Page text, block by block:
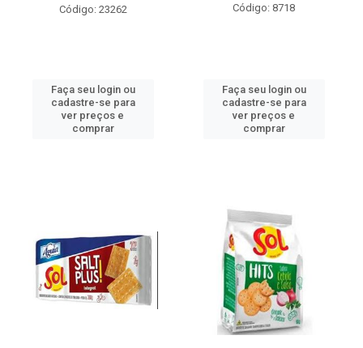
Código: 23262
Faça seu login ou
cadastre-se para
ver preços e
comprar
Código: 8718
Faça seu login ou
cadastre-se para
ver preços e
comprar